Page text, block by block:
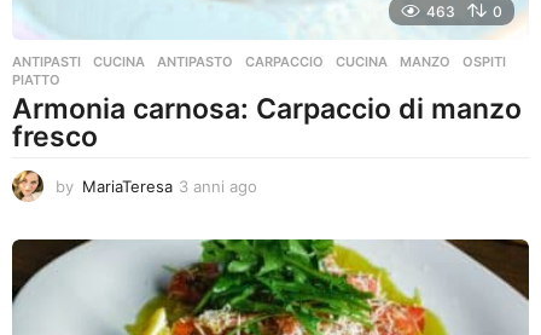
463 0
ANTIPASTI ,CUCINA ANTIPASTO ,CARPACCIO ,CUCINA ,MANZO ,OSPITI
PIATTO
Armonia carnosa: Carpaccio di manzo
fresco
by MariaTeresa 3 anni ago
n
i
a
g